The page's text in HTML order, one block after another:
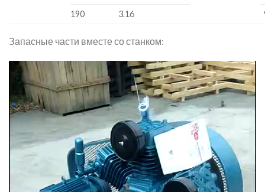
190
3.16
Запасные части вместе со станком:
Video
Player